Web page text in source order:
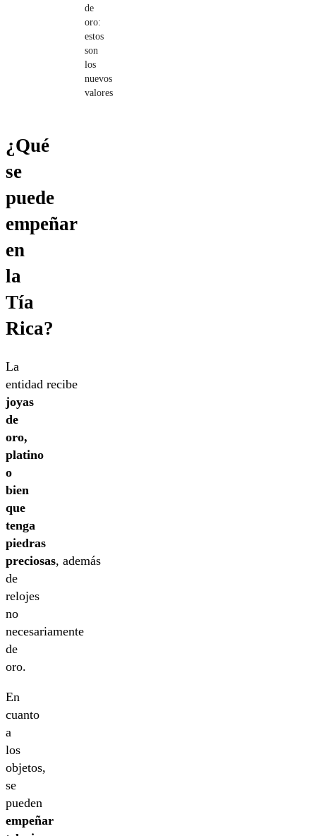
de
oro:
estos
son
los
nuevos
valores
¿Qué
se
puede
empeñar
en
la
Tía
Rica?
La
entidad recibe
joyas
de
oro,
platino
o
bien
que
tenga
piedras
preciosas, además
de
relojes
no
necesariamente
de
oro.
En
cuanto
a
los
objetos,
se
pueden
empeñar